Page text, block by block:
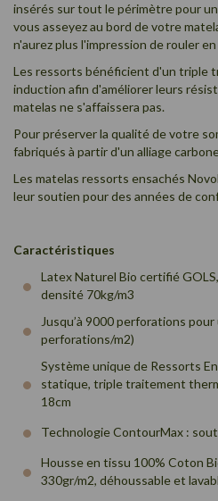
insérés sur tout le périmètre pour
vous asseyez au bord de votre
n'aurez plus l'impression de rouler
Les ressorts bénéficient d'un triple
induction afin d'améliorer leurs
matelas ne s'affaissera pas.
Pour préserver la qualité de votre
fabriqués à partir d'un alliage
Les matelas ressorts ensachés
leur soutien pour des années de
Caractéristiques
Latex Naturel Bio certifié
densité 70kg/m3
Jusqu’à 9000 perforations
perforations/m2)
Système unique de Ressorts
statique, triple traitement
18cm
Technologie ContourMax :
Housse en tissu 100% Coton
330gr/m2, déhoussable et